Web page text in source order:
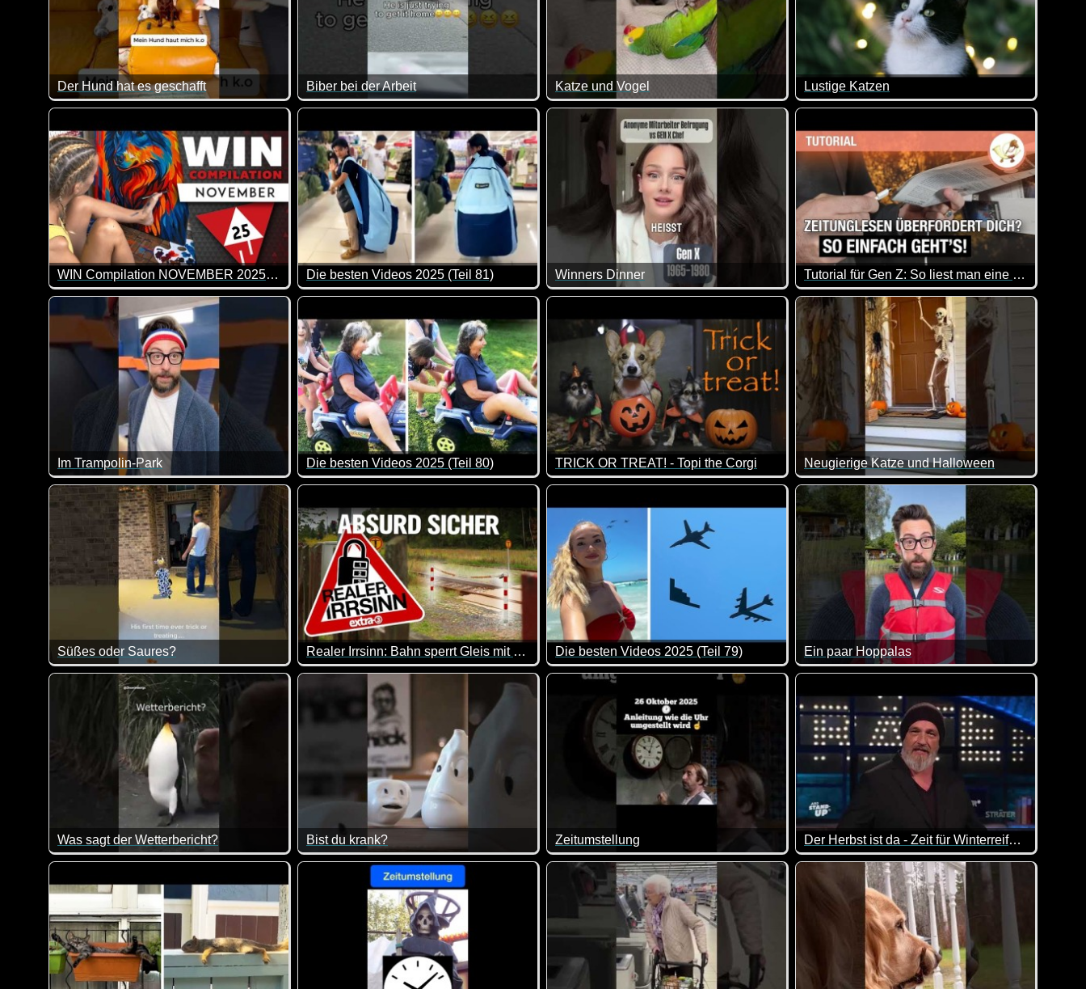
Der Hund hat es geschafft
Zum Glück können Hunde das noch nicht ;-)
Biber bei der Arbeit
Dieser Biber ist schwer beschäftigt und lässt sich nicht aus der Ruhe bringen.
Katze und Vogel
Hey Junge, hör mal auf zu schnarchen :-)
Lustige Katzen
Es ist einfach herrlich, auf welchen Blödsinn
WIN Compilation NOVEMBER 2025 Edition
65 der besten Video-Clips des Monats Oktober in über 13 1/2 Minuten. Wirklich coole Szenen, weil es so viele unterschiedliche Aktionen zum Bestaunen gibt! Sehr sehenswert!
Die besten Videos 2025 (Teil 81)
Eine tolle Zusammenstellung von lustigen Videos. Klasse gemacht, da von allem was dabei ist. Viel Spaß damit!
Winners Dinner
Ja, so kann man sich als Chef täuschen was die Zufriedenheit der Mitarbeiter angeht :-)
Tutorial für Gen Z: So liest man eine Zeitung (Print-Postillon)
Du hast den gedruckten Postillon gekauft, bist
Im Trampolin-Park
Beim Trampolinspringen können so einige lustige Hoppalas passieren.
Die besten Videos 2025 (Teil 80)
Eine tolle Zusammenstellung von lustigen Videos. Klasse gemacht, da von allem was dabei ist. Viel Spaß damit!
TRICK OR TREAT! - Topi the Corgi
Was für ein gruseliges Halloween-Video ;-)
Neugierige Katze und Halloween
Damit hat die neugierige Katze ganz
Süßes oder Saures?
Halloween mit kleinen Kindern. Herrlich! Manche sind total ängstlich und andere völlig unerschrocken.
Realer Irrsinn: Bahn sperrt Gleis mit Zahlenschloss in Zwotental - extra 3
In Zwotental wird Sicherheit nicht dem Zufall überlassen. Was Jahrzehnte funktioniert hat, muss noch sicherer gemacht werden: mit
Die besten Videos 2025 (Teil 79)
Eine tolle Zusammenstellung von lustigen Videos. Klasse gemacht, da von allem was dabei
Ein paar Hoppalas
Das Gesicht von Adam Rose ist immer so
Was sagt der Wetterbericht?
Angenehme 32 Grad wären jetzt auch mein Ding. Allerdings ohne Pelzmantel ;-)
Bist du krank?
Die Tassen führen einfach immer lustige Gespräche. Und nachdem derzeit wieder viele Leute krank sind, passt dieses Video doch ganz
Zeitumstellung
Bud Spencer hilft bei der Zeitumstellung ;-)
Der Herbst ist da - Zeit für Winterreifen - Torsten Sträter
Er mag ganz offensichtlich keine Winterreifen :-)